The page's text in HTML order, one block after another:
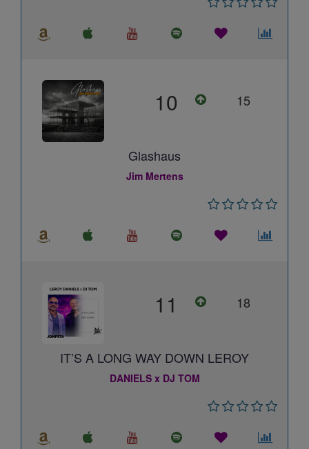
10 15
Glashaus
Jim Mertens
11 18
IT’S A LONG WAY DOWN LEROY
DANIELS x DJ TOM